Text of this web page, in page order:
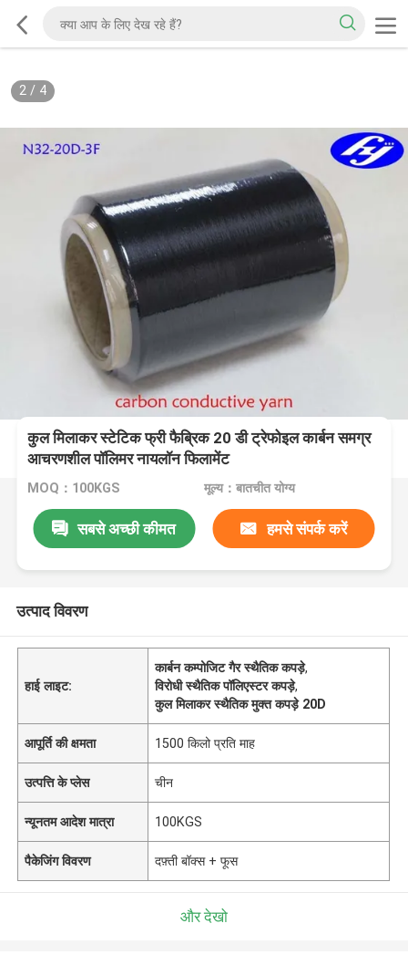
2/ 4
कुल मिलाकर स्टेटिक फ्री फैब्रिक 20 डी ट्रेफोइल कार्बन समग्र
आचरणशील पॉलिमर नायलॉन फिलामेंट
MOQ：100KGS मूल्य：बातचीत योग्य
सबसे अच्छी कीमत हमसे संपर्क करें
उत्पाद विवरण
हाई लाइट:
कार्बन कम्पोजिट गैर स्थैतिक कपड़े,
विरोधी स्थैतिक पॉलिएस्टर कपड़े,
कुल मिलाकर स्थैतिक मुक्त कपड़े 20D
आपूर्ति की क्षमता 1500 किलो प्रति माह
उत्पत्ति के प्लेस चीन
न्यूनतम आदेश मात्रा 100KGS
पैकेजिंग विवरण दफ़्ती बॉक्स + फूस
और देखो